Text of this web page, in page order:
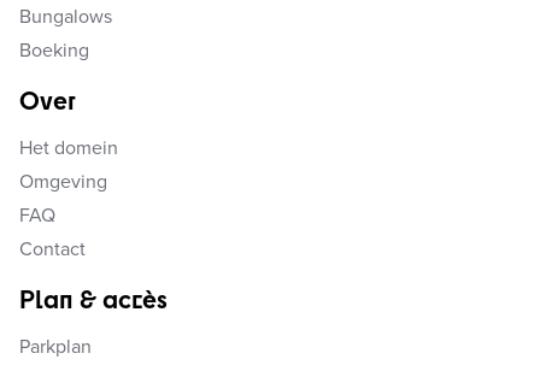
Bungalows
Boeking
Over
Het domein
Omgeving
FAQ
Contact
Plan & accès
Parkplan